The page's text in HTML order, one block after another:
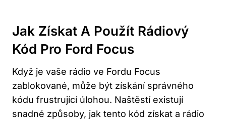
Jak Získat A Použít Rádiový
Kód Pro Ford Focus
Když je vaše rádio ve Fordu Focus
zablokované, může být získání správného
kódu frustrující úlohou. Naštěstí existují
snadné způsoby, jak ​tento kód⁣ získat a rádio